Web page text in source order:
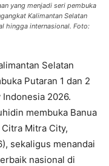
yang menjadi seri pembuka
Kalimantan Selatan
hingga internasional. Foto:
Selatan
Putaran 1 dan 2
Indonesia 2026.
membuka Banua
Mitra City,
sekaligus menandai
nasional di